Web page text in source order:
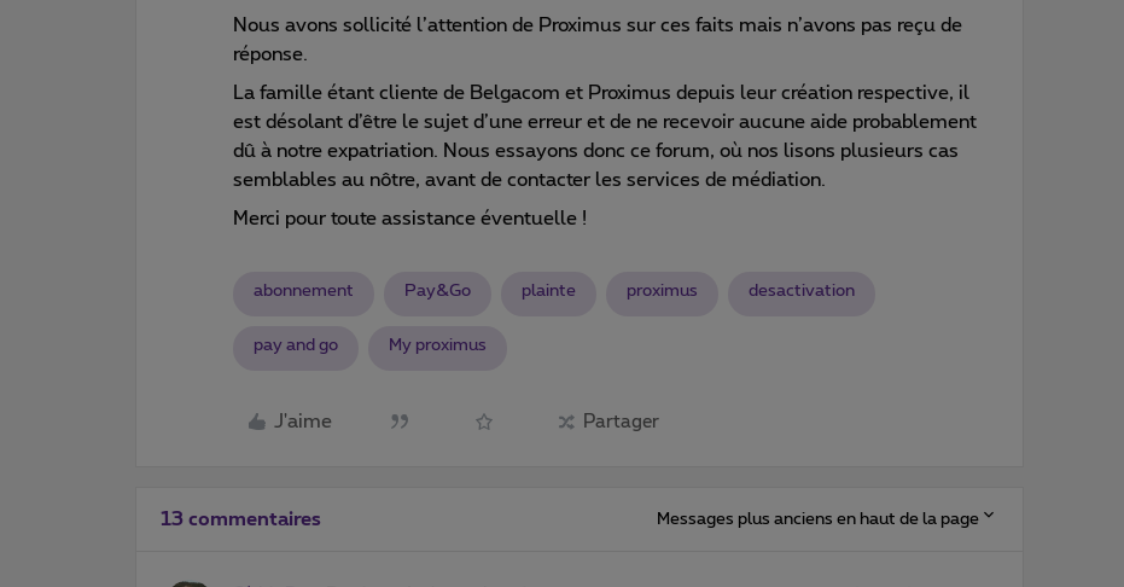
Nous avons sollicité l’attention de Proximus sur ces faits mais n’avons pas reçu de
réponse.
La famille étant cliente de Belgacom et Proximus depuis leur création respective, il
est désolant d’être le sujet d’une erreur et de ne recevoir aucune aide probablement
dû à notre expatriation. Nous essayons donc ce forum, où nos lisons plusieurs cas
semblables au nôtre, avant de contacter les services de médiation.
Merci pour toute assistance éventuelle !
abonnement Pay&Go plainte proximus desactivation
pay and go My proximus
J'aime Partager
13 commentaires Messages plus anciens en haut de la page